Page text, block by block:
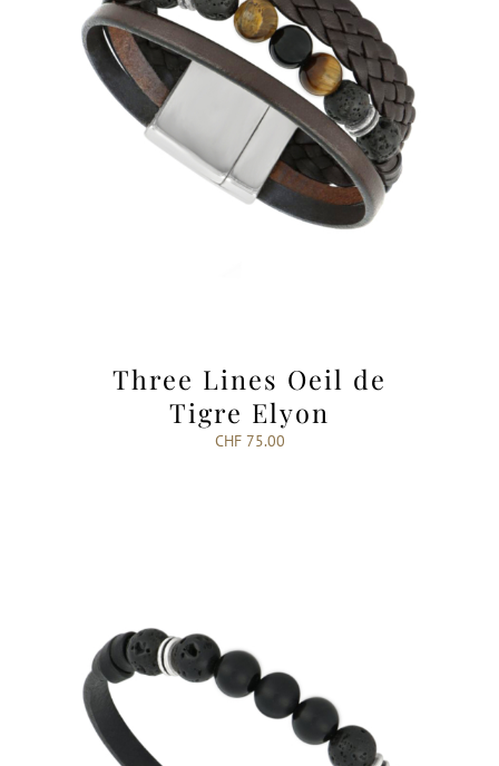
Three Lines Oeil de
Tigre Elyon
CHF75.00